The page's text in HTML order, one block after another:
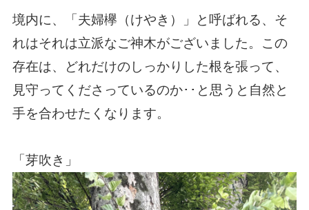
境内に、「夫婦欅（けやき）」と呼ばれる、そ
れはそれは立派なご神木がございました。この
存在は、どれだけのしっかりした根を張って、
見守ってくださっているのか･･と思うと自然と
手を合わせたくなります。
「芽吹き」